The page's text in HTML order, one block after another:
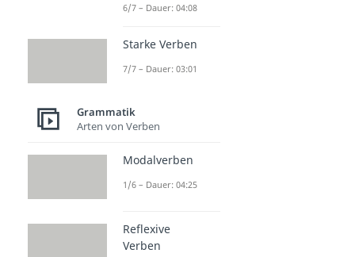
6/7 – Dauer: 04:08
Starke Verben
7/7 – Dauer: 03:01
Grammatik
Arten von Verben
Modalverben
1/6 – Dauer: 04:25
Reflexive
Verben